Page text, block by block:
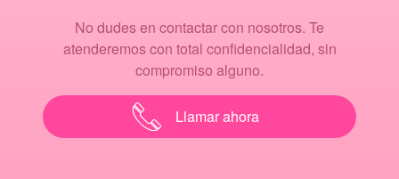
No dudes en contactar con nosotros. Te
atenderemos con total confidencialidad, sin
compromiso alguno.
Llamar ahora